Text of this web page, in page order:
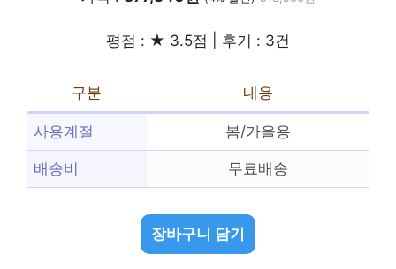
평점 : ★ 3.5점 | 후기 : 3건
구분 내용
사용계절 봄/가을용
배송비 무료배송
장바구니 담기